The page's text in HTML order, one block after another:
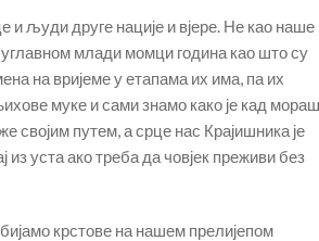
и људи друге нације и вјере. Не као наше
млади момци година као што су
на вријеме у етапама их има, па их
муке и сами знамо како је кад мораш
својим путем, а срце нас Крајишника је
уста ако треба да човјек преживи без
крстове на нашем прелијепом